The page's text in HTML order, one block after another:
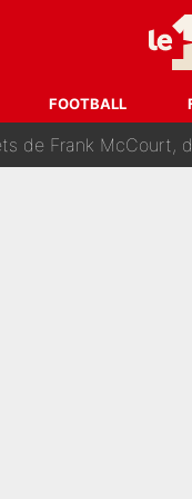
FOOTBALL
à Bradley Barcola
nouveaux joueurs :
McCourt, démission de